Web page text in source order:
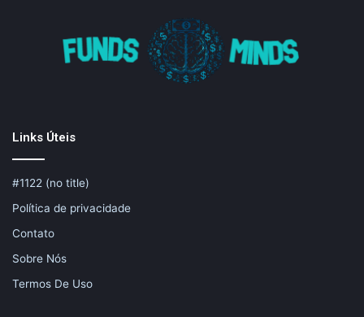
Links Úteis
#1122 (no title)
Política de privacidade
Contato
Sobre Nós
Termos De Uso